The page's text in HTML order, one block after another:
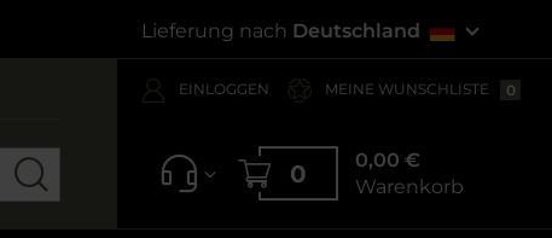
Lieferung nach Deutschland
EINLOGGEN MEINE WUNSCHLISTE 0
0
0,00 €
Warenkorb